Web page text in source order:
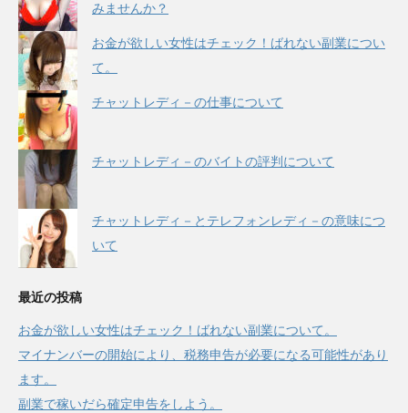
みませんか？
お金が欲しい女性はチェック！ばれない副業につい
て。
チャットレディ－の仕事について
チャットレディ－のバイトの評判について
チャットレディ－とテレフォンレディ－の意味につ
いて
最近の投稿
お金が欲しい女性はチェック！ばれない副業について。
マイナンバーの開始により、税務申告が必要になる可能性があり
ます。
副業で稼いだら確定申告をしよう。